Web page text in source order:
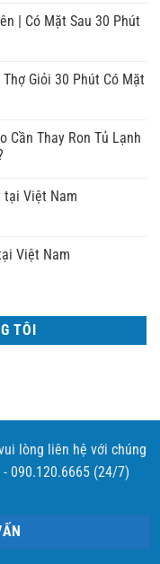
| Có Mặt Sau 30 Phút
Giỏi 30 Phút Có Mặt
Cần Thay Ron Tủ Lạnh
tại Việt Nam
Việt Nam
TÔI
lòng liên hệ với chúng
090.120.6665 (24/7)